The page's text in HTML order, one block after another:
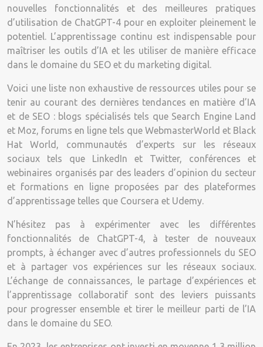
nouvelles fonctionnalités et des meilleures pratiques
d’utilisation de ChatGPT-4 pour en exploiter pleinement le
potentiel. L’apprentissage continu est indispensable pour
maîtriser les outils d’IA et les utiliser de manière efficace
dans le domaine du SEO et du marketing digital.
Voici une liste non exhaustive de ressources utiles pour se
tenir au courant des dernières tendances en matière d’IA
et de SEO : blogs spécialisés tels que Search Engine Land
et Moz, forums en ligne tels que WebmasterWorld et Black
Hat World, communautés d’experts sur les réseaux
sociaux tels que LinkedIn et Twitter, conférences et
webinaires organisés par des leaders d’opinion du secteur
et formations en ligne proposées par des plateformes
d’apprentissage telles que Coursera et Udemy.
N’hésitez pas à expérimenter avec les différentes
fonctionnalités de ChatGPT-4, à tester de nouveaux
prompts, à échanger avec d’autres professionnels du SEO
et à partager vos expériences sur les réseaux sociaux.
L’échange de connaissances, le partage d’expériences et
l’apprentissage collaboratif sont des leviers puissants
pour progresser ensemble et tirer le meilleur parti de l’IA
dans le domaine du SEO.